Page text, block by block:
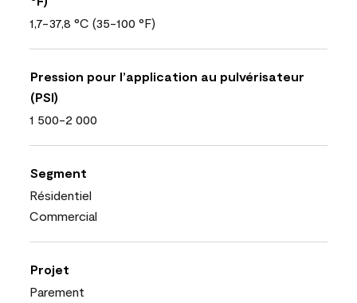
1,7-37,8 °C (35-100 °F)
Pression pour l’application au pulvérisateur
(PSI)
1 500-2 000
Segment
Résidentiel
Commercial
Projet
Parement